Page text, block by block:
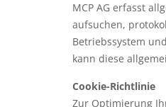
MCP AG erfasst
aufsuchen,
Betriebssystem
kann diese
Cookie-Richtlinie
Zur Optimierung